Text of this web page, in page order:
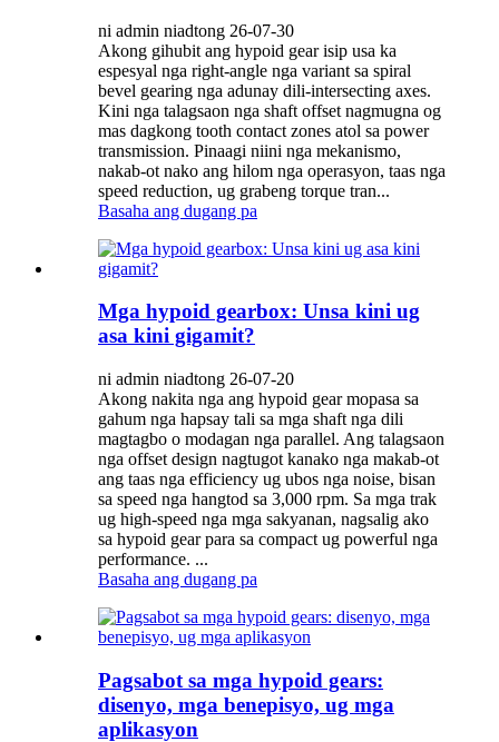
ni admin niadtong 26-07-30
Akong gihubit ang hypoid gear isip usa ka
espesyal nga right-angle nga variant sa spiral
bevel gearing nga adunay dili-intersecting axes.
Kini nga talagsaon nga shaft offset nagmugna og
mas dagkong tooth contact zones atol sa power
transmission. Pinaagi niini nga mekanismo,
nakab-ot nako ang hilom nga operasyon, taas nga
speed reduction, ug grabeng torque tran...
Basaha ang dugang pa
Mga hypoid gearbox: Unsa kini ug
asa kini gigamit?
ni admin niadtong 26-07-20
Akong nakita nga ang hypoid gear mopasa sa
gahum nga hapsay tali sa mga shaft nga dili
magtagbo o modagan nga parallel. Ang talagsaon
nga offset design nagtugot kanako nga makab-ot
ang taas nga efficiency ug ubos nga noise, bisan
sa speed nga hangtod sa 3,000 rpm. Sa mga trak
ug high-speed nga mga sakyanan, nagsalig ako
sa hypoid gear para sa compact ug powerful nga
performance. ...
Basaha ang dugang pa
Pagsabot sa mga hypoid gears:
disenyo, mga benepisyo, ug mga
aplikasyon